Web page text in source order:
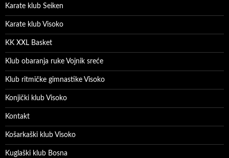
Karate klub Seiken
Karate klub Visoko
KK XXL Basket
Klub obaranja ruke Vojnik sreće
Klub ritmičke gimnastike Visoko
Konjički klub Visoko
Kontakt
Košarkaški klub Visoko
Kuglaški klub Bosna